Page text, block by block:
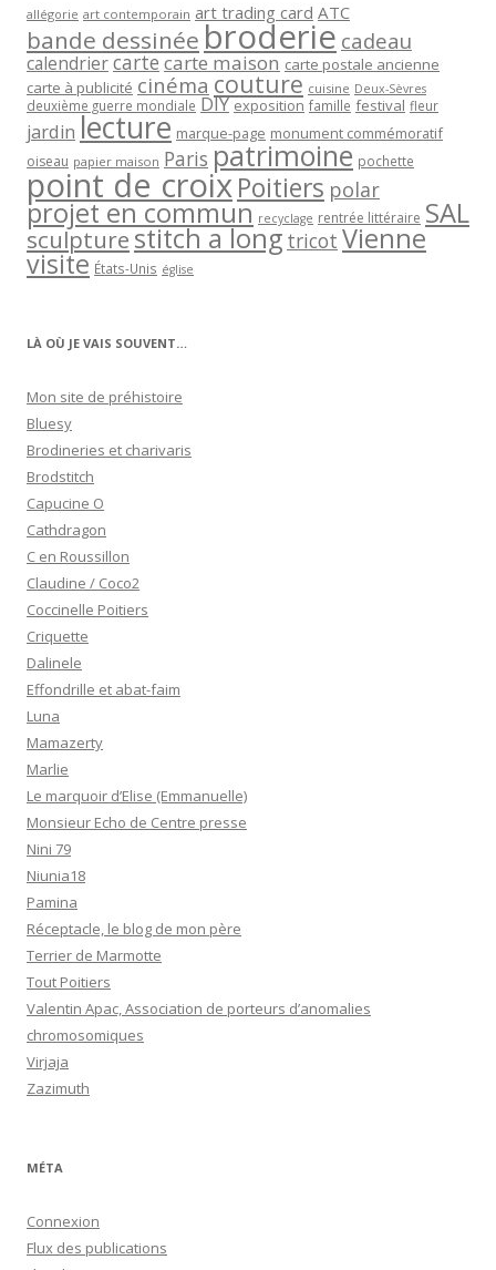
allégorie art contemporain art trading card ATC
bande dessinée broderie cadeau
calendriercartecarte maison carte postale ancienne
carte à publicité cinéma couture cuisine Deux-Sèvres
deuxième guerre mondiale DIY exposition famille festival fleur
jardin lecture marque-page monument commémoratif
oiseau papier maison Paris patrimoine pochette
point de croixPoitiers polar
projet en commun recyclage rentrée littéraire SAL
sculpturestitch a long tricot Vienne
visite États-Unis église
LÀ OÙ JE VAIS SOUVENT…
Mon site de préhistoire
Bluesy
Brodineries et charivaris
Brodstitch
Capucine O
Cathdragon
C en Roussillon
Claudine / Coco2
Coccinelle Poitiers
Criquette
Dalinele
Effondrille et abat-faim
Luna
Mamazerty
Marlie
Le marquoir d’Elise (Emmanuelle)
Monsieur Echo de Centre presse
Nini 79
Niunia18
Pamina
Réceptacle, le blog de mon père
Terrier de Marmotte
Tout Poitiers
Valentin Apac, Association de porteurs d’anomalies
chromosomiques
Virjaja
Zazimuth
MÉTA
Connexion
Flux des publications